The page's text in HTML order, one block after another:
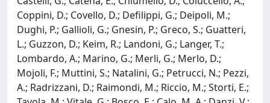
Coppini, D.; Covello, D.; Defilippi, G.; Deipoli, M.;
Dughi, P.; Gallioli, G.; Gnesin, P.; Greco, S.; Guatteri,
L.; Guzzon, D.; Keim, R.; Landoni, G.; Langer, T.;
Lombardo, A.; Marino, G.; Merli, G.; Merlo, D.;
Mojoli, F.; Muttini, S.; Natalini, G.; Petrucci, N.; Pezzi,
A.; Radrizzani, D.; Raimondi, M.; Riccio, M.; Storti, E.;